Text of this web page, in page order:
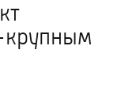
крупным